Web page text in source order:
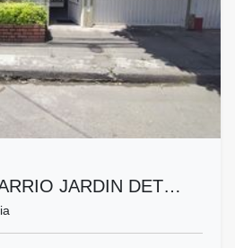
JARDIN DET…